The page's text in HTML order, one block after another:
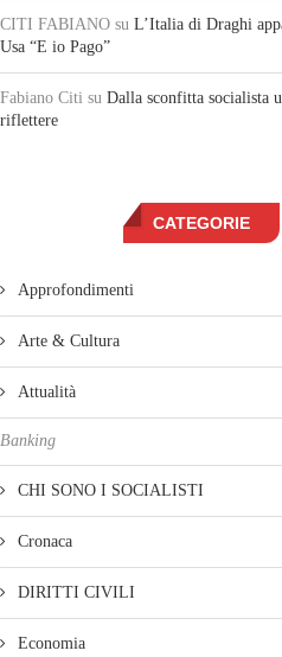
CITI FABIANO su L’Italia di Draghi
Usa “E io Pago”
Fabiano Citi su Dalla sconfitta socialista
riflettere
CATEGORIE
Approfondimenti
Arte & Cultura
Attualità
Banking
CHI SONO I SOCIALISTI
Cronaca
DIRITTI CIVILI
Economia